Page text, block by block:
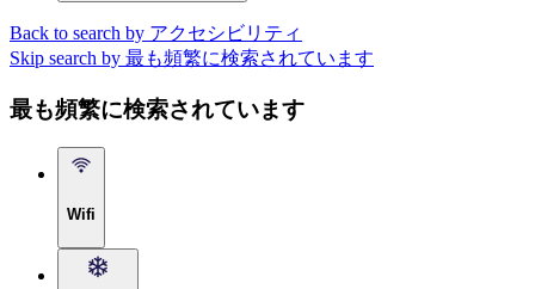
Back to search by アクセシビリティ
Skip search by 最も頻繁に検索されています
最も頻繁に検索されています
Wifi